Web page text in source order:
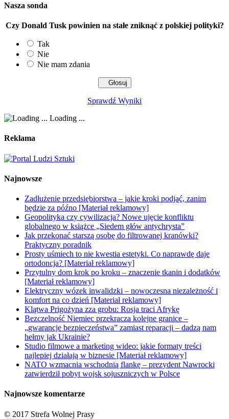
Nasza sonda
Czy Donald Tusk powinien na stałe zniknąć z polskiej polityki?
Tak
Nie
Nie mam zdania
Sprawdź Wyniki
Loading ...
Reklama
Najnowsze
Zadłużenie przedsiębiorstwa – jakie kroki podjąć, zanim
będzie za późno [Materiał reklamowy]
Geopolityka czy cywilizacja? Nowe ujęcie konfliktu
globalnego w książce „Siedem głów antychrysta”
Jak przekonać starszą osobę do filtrowanej kranówki?
Praktyczny poradnik
Prosty uśmiech to nie kwestia estetyki. Co naprawdę daje
ortodoncja? [Materiał reklamowy]
Przytulny dom krok po kroku – znaczenie tkanin i dodatków
[Materiał reklamowy]
Elektryczny wózek inwalidzki – nowoczesna niezależność i
komfort na co dzień [Materiał reklamowy]
Klątwa Prigożyna zza grobu: Rosja traci Afrykę
Bezczelność Niemiec przekracza kolejne granice –
„gwarancje bezpieczeństwa” zamiast reparacji – dadzą nam
hełmy jak Ukrainie?
Studio filmowe a marketing wideo: jakie formaty treści
najlepiej działają w biznesie [Materiał reklamowy]
NATO wzmacnia wschodnią flankę – prezydent Nawrocki
zatwierdził pobyt wojsk sojuszniczych w Polsce
Najnowsze komentarze
© 2017 Strefa Wolnej Prasy